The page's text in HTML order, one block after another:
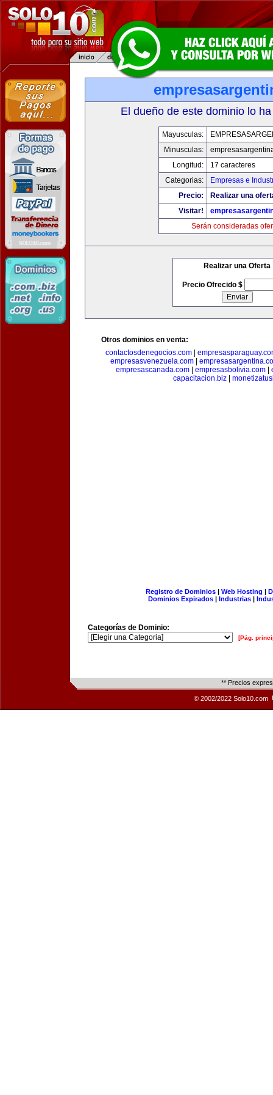
El dueño de este dominio lo
Mayusculas:
Minusculas:
Longitud:
17 caracteres
Categorias:
Empresas e
Precio:
Realizar una
Visitar!
Serán consideradas
Realizar una Oferta
Precio Ofrecido $
Otros dominios en venta:
contactosdenegocios.com
empresasvenezuela.com|
empresascanada.com| empresasbolivia.com|
capacitacion.biz|
Registro de Dominios| Web Hosting |
Dominios Expirados | Industrias |
Categorías de Dominio:
[Pág.
** Precios
© 2002/2022 Solo10.com